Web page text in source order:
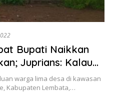
Bupati Naikkan
Juprians: Kalau
warga lima desa di kawasan
Kabupaten Lembata,…